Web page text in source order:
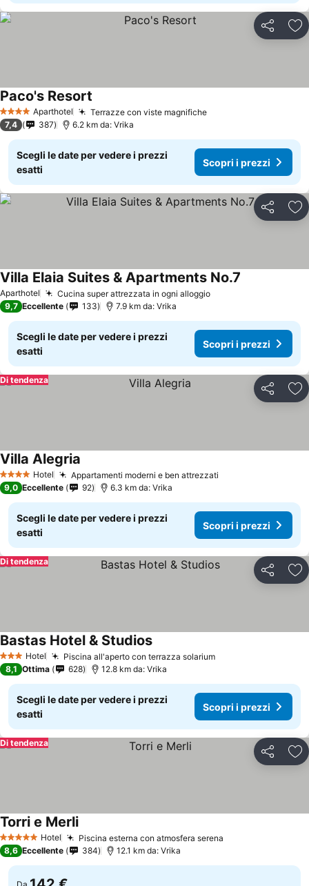
Condividi
4 Stelle Aparthotel Terrazze con viste magnifiche
Paco's Resort
7,4 387 6.2 km da: Vrika
Scegli le date per vedere i prezzi
esatti
Scopri i prezzi
Condividi
Aparthotel Cucina super attrezzata in ogni alloggio
Villa Elaia Suites & Apartments No.7
9,7 Eccellente 133 7.9 km da: Vrika
Scegli le date per vedere i prezzi
esatti
Scopri i prezzi
Condividi
Di tendenza
4 Stelle Hotel Appartamenti moderni e ben attrezzati
Villa Alegria
9,0 Eccellente 92 6.3 km da: Vrika
Scegli le date per vedere i prezzi
esatti
Scopri i prezzi
Condividi
Di tendenza
3 StelleHotel Piscina all'aperto con terrazza solarium
Bastas Hotel & Studios
8,1 Ottima 628 12.8 km da: Vrika
Scegli le date per vedere i prezzi
esatti
Scopri i prezzi
Condividi
Di tendenza
5 Stelle Hotel Piscina esterna con atmosfera serena
Torri e Merli
8,6 Eccellente 384 12.1 km da: Vrika
Da